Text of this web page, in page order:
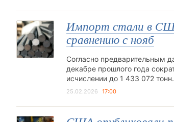
Импорт стали в США
сравнению с нояб
Согласно предварительным
декабре прошлого года
исчислении до 1 433 072
25.02.2026 17:00